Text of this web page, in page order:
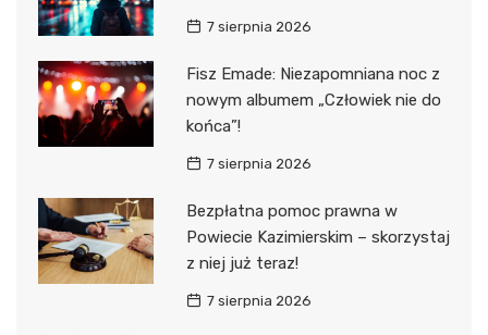
7 sierpnia 2026
Fisz Emade: Niezapomniana noc z
nowym albumem „Człowiek nie do
końca”!
7 sierpnia 2026
Bezpłatna pomoc prawna w
Powiecie Kazimierskim – skorzystaj
z niej już teraz!
7 sierpnia 2026